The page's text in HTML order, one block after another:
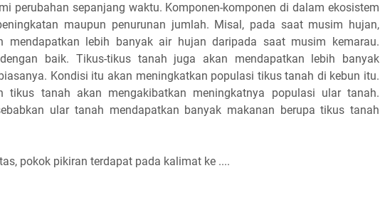
perubahan sepanjang waktu. Komponen-komponen di dalam ekosistem
maupun penurunan jumlah. Misal, pada saat musim hujan,
mendapatkan lebih banyak air hujan daripada saat musim kemarau.
baik. Tikus-tikus tanah juga akan mendapatkan lebih banyak
Kondisi itu akan meningkatkan populasi tikus tanah di kebun itu.
tikus tanah akan mengakibatkan meningkatnya populasi ular tanah.
ular tanah mendapatkan banyak makanan berupa tikus tanah
pokok pikiran terdapat pada kalimat ke ....